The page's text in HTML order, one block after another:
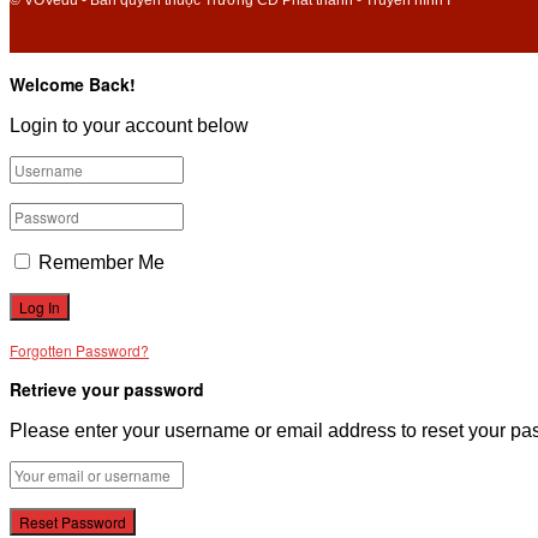
Welcome Back!
Login to your account below
Remember Me
Forgotten Password?
Retrieve your password
Please enter your username or email address to reset your